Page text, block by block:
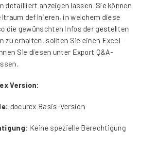
detailliert anzeigen lassen. Sie können
definieren, in welchem diese
die gewünschten Infos der gestellten
zu erhalten, sollten Sie einen Excel-
Sie diesen unter Export Q&A-
Version:
docurex Basis-Version
Keine spezielle Berechtigung